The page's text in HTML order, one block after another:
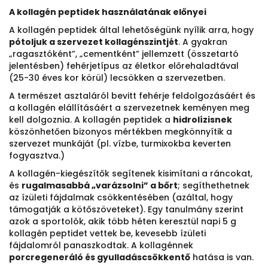
A kollagén peptidek használatának előnyei
A kollagén peptidek által lehetőségünk nyílik arra, hogy
pótoljuk a szervezet kollagénszintjét. A gyakran
„ragasztóként”, „cementként” jellemzett (összetartó
jelentésben) fehérjetípus az életkor előrehaladtával
(25-30 éves kor körül) lecsökken a szervezetben.
A természet asztaláról bevitt fehérje feldolgozásáért és
a kollagén elállításáért a szervezetnek keményen meg
kell dolgoznia. A kollagén peptidek a hidrolízisnek
köszönhetően bizonyos mértékben megkönnyítik a
szervezet munkáját (pl. vízbe, turmixokba keverten
fogyasztva.)
A kollagén-kiegészítők segítenek kisimítani a ráncokat,
és rugalmasabbá „varázsolni” a bőrt; segíthethetnek
az ízületi fájdalmak csökkentésében (azáltal, hogy
támogatják a kötőszöveteket). Egy tanulmány szerint
azok a sportolók, akik több héten keresztül napi 5 g
kollagén peptidet vettek be, kevesebb ízületi
fájdalomról panaszkodtak. A kollagénnek
porcregeneráló és gyulladáscsökkentő hatása is van.